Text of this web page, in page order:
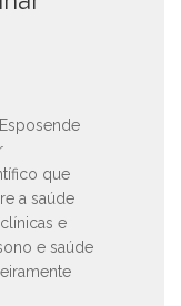
que
a saúde
e
e saúde